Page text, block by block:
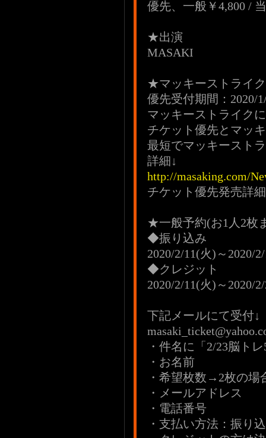
優先、一般￥4,800 /
★出演
MASAKI
★マッキーストラ
優先受付期間：2020/
マッキーストライク
チケット優先とマッ
最短でマッキースト
詳細↓
http://masaking.com/
チケット優先発売詳
★一般予約(お1人2枚
◆振り込み
2020/2/11(火)～2020/
◆クレジット
2020/2/11(火)～2020/
下記メールにて受付↓
・件名に「2/23脳ト
・お名前
・希望枚数→2枚の場
・メールアドレス
・電話番号
・支払い方法：振り